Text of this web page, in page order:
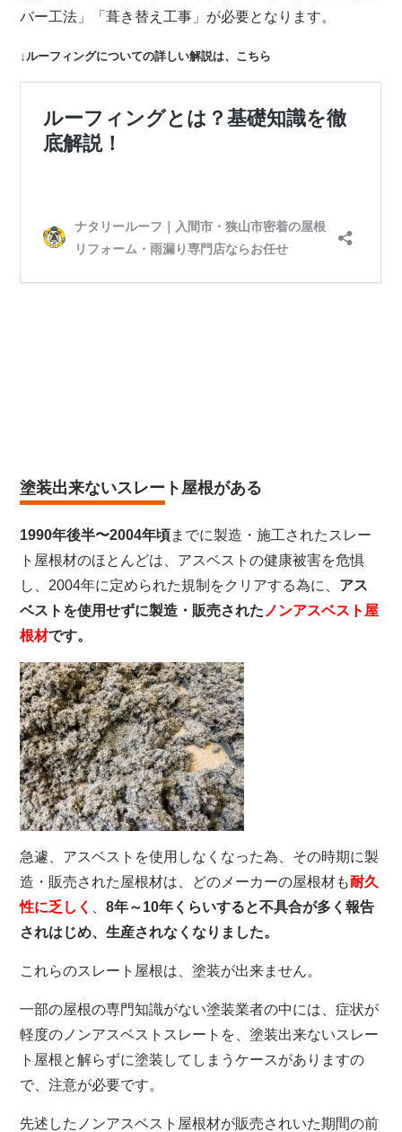
バー工法」「葺き替え工事」が必要となります。
↓ルーフィングについての詳しい解説は、こちら
塗装出来ないスレート屋根がある
1990年後半〜2004年頃までに製造・施工されたスレー
ト屋根材のほとんどは、アスベストの健康被害を危惧
し、2004年に定められた規制をクリアする為に、 アス
ベストを使用せずに製造・販売された ノンアスベスト屋
根材です。
急遽、アスベストを使用しなくなった為、その時期に製
造・販売された屋根材は、どのメーカーの屋根材も耐久
性に乏しく
、8年～10年くらいすると不具合が多く報告
されはじめ、生産されなくなりました。
これらのスレート屋根は、塗装が出来ません。
一部の屋根の専門知識がない塗装業者の中には、症状が
軽度のノンアスベストスレートを、塗装出来ないスレー
ト屋根と解らずに塗装してしまうケースがありますの
で、注意が必要です。
先述したノンアスベスト屋根材が販売されいた期間の前